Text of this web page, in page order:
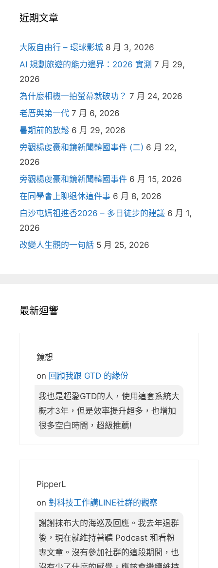
近期文章
大阪自由行 – 環球影城 8 月 3, 2026
AI 規劃旅遊的能力邊界：2026 實測 7 月 29,
2026
為什麼相機一拍螢幕就破功？ 7 月 24, 2026
老厝與第一代 7 月 6, 2026
暑期前的放鬆 6 月 29, 2026
旁觀楊虔豪和鏡新聞韓國事件 (二) 6 月 22,
2026
旁觀楊虔豪和鏡新聞韓國事件 6 月 15, 2026
在同學會上聊退休這件事 6 月 8, 2026
白沙屯媽祖進香2026 – 多日徒步的建議 6 月 1,
2026
改變人生觀的一句話 5 月 25, 2026
最新迴響
鏡想
on 回顧我跟 GTD 的緣份
我也是超愛GTD的人，使用這套系統大
概才3年，但是效率提升超多，也增加
很多空白時間，超級推薦!
PipperL
on 對科技工作講LINE社群的觀察
謝謝抹布大的海巡及回應。我去年退群
後，現在就維持著聽 Podcast 和看粉
專文章。沒有參加社群的這段期間，也